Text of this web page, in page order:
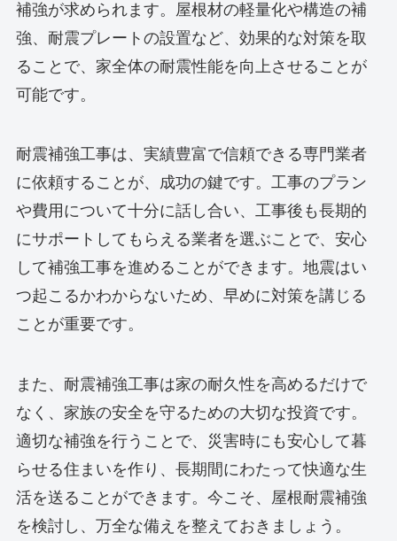
補強が求められます。屋根材の軽量化や構造の補
強、耐震プレートの設置など、効果的な対策を取
ることで、家全体の耐震性能を向上させることが
可能です。
耐震補強工事は、実績豊富で信頼できる専門業者
に依頼することが、成功の鍵です。工事のプラン
や費用について十分に話し合い、工事後も長期的
にサポートしてもらえる業者を選ぶことで、安心
して補強工事を進めることができます。地震はい
つ起こるかわからないため、早めに対策を講じる
ことが重要です。
また、耐震補強工事は家の耐久性を高めるだけで
なく、家族の安全を守るための大切な投資です。
適切な補強を行うことで、災害時にも安心して暮
らせる住まいを作り、長期間にわたって快適な生
活を送ることができます。今こそ、屋根耐震補強
を検討し、万全な備えを整えておきましょう。